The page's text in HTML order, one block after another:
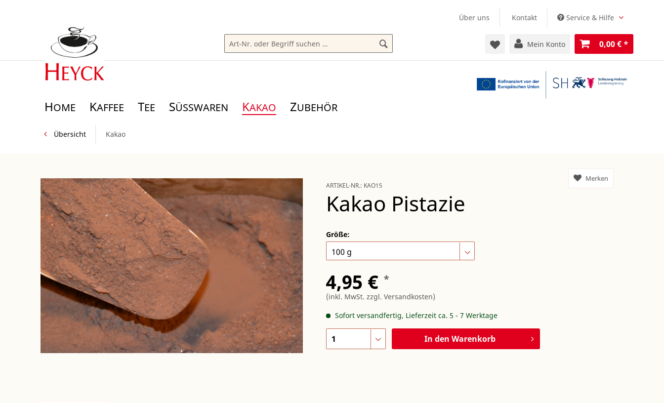
Über uns Kontakt Service & Hilfe
Mein Konto 0,00 € *
HOME KAFFEE TEE SÜSSWAREN KAKAO ZUBEHÖR
Übersicht Kakao
ARTIKEL-NR.: KAO15
Kakao Pistazie
Größe:
4,95 € *
(inkl. MwSt.zzgl. Versandkosten)
Sofort versandfertig, Lieferzeit ca. 5 - 7 Werktage
In den Warenkorb
Merken